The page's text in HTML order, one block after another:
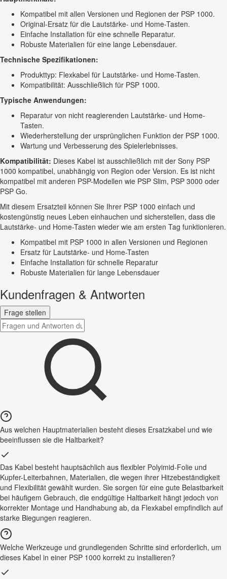
Kompatibel mit allen Versionen und Regionen der PSP 1000.
Original-Ersatz für die Lautstärke- und Home-Tasten.
Einfache Installation für eine schnelle Reparatur.
Robuste Materialien für eine lange Lebensdauer.
Technische Spezifikationen:
Produkttyp: Flexkabel für Lautstärke- und Home-Tasten.
Kompatibilität: Ausschließlich für PSP 1000.
Typische Anwendungen:
Reparatur von nicht reagierenden Lautstärke- und Home-
Tasten.
Wiederherstellung der ursprünglichen Funktion der PSP 1000.
Wartung und Verbesserung des Spielerlebnisses.
Kompatibilität: Dieses Kabel ist ausschließlich mit der Sony PSP
1000 kompatibel, unabhängig von Region oder Version. Es ist nicht
kompatibel mit anderen PSP-Modellen wie PSP Slim, PSP 3000 oder
PSP Go.
Mit diesem Ersatzteil können Sie Ihrer PSP 1000 einfach und
kostengünstig neues Leben einhauchen und sicherstellen, dass die
Lautstärke- und Home-Tasten wieder wie am ersten Tag funktionieren.
Kompatibel mit PSP 1000 in allen Versionen und Regionen
Ersatz für Lautstärke- und Home-Tasten
Einfache Installation für schnelle Reparatur
Robuste Materialien für lange Lebensdauer
Kundenfragen & Antworten
Frage stellen
Aus welchen Hauptmaterialien besteht dieses Ersatzkabel und wie
beeinflussen sie die Haltbarkeit?
Das Kabel besteht hauptsächlich aus flexibler Polyimid-Folie und
Kupfer-Leiterbahnen, Materialien, die wegen ihrer Hitzebeständigkeit
und Flexibilität gewählt wurden. Sie sorgen für eine gute Belastbarkeit
bei häufigem Gebrauch, die endgültige Haltbarkeit hängt jedoch von
korrekter Montage und Handhabung ab, da Flexkabel empfindlich auf
starke Biegungen reagieren.
Welche Werkzeuge und grundlegenden Schritte sind erforderlich, um
dieses Kabel in einer PSP 1000 korrekt zu installieren?